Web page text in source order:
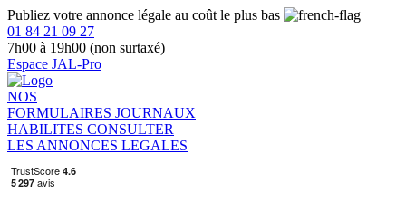
Publiez votre annonce légale au coût le plus bas
01 84 21 09 27
7h00 à 19h00 (non surtaxé)
Espace JAL-Pro
NOS
FORMULAIRES JOURNAUX
HABILITES CONSULTER
LES ANNONCES LEGALES